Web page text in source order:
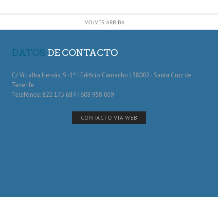
VOLVER ARRIBA
DATOS DE CONTACTO
C/ Villalba Hervás, 9 -1º | Edificio Camacho | 38002 · Santa Cruz de
Tenerife
Telefónos: 822 175 684 | 608 958 069
CONTACTO VÍA WEB